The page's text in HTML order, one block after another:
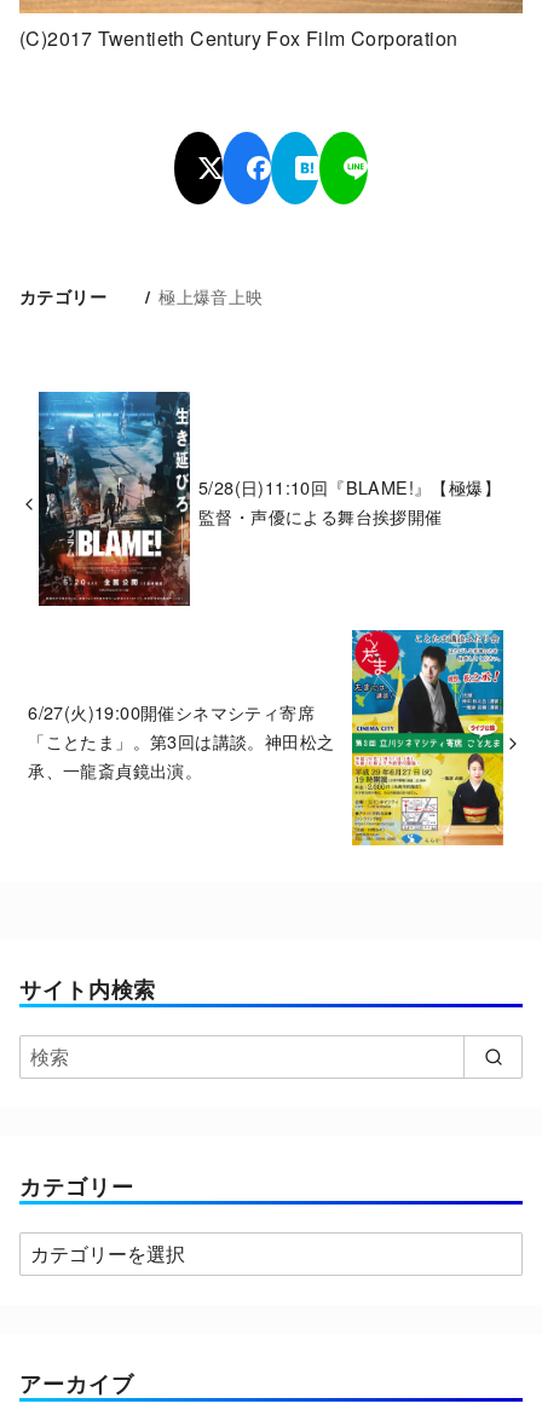
(C)2017 Twentieth Century Fox Film Corporation
カテゴリー 極上爆音上映
5/28(日)11:10回『BLAME!』【極爆】
監督・声優による舞台挨拶開催
6/27(火)19:00開催シネマシティ寄席
「ことたま」。第3回は講談。神田松之
承、一龍斎貞鏡出演。
サイト内検索
カテゴリー
カ
テ
ー
アーカイブ